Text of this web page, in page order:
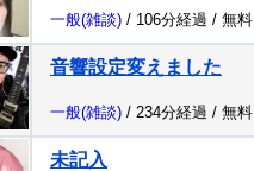
一般(雑談) / 106分経過 / 無料
音響設定変えました
一般(雑談) / 234分経過 / 無料
未記入